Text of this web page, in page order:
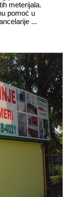
meterijala.
pomoć u
...